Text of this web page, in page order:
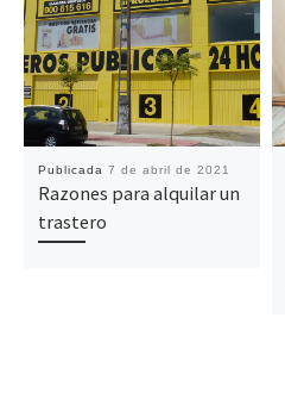
Publicada 7 de abril de 2021
Razones para alquilar un
trastero